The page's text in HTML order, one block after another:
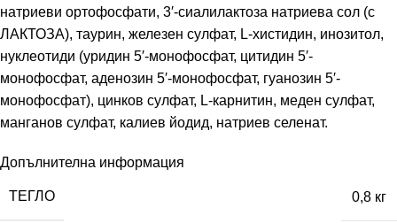
натриеви ортофосфати, 3′-сиалилактоза натриева сол (с
ЛАКТОЗА), таурин, железен сулфат, L-хистидин, инозитол,
нуклеотиди (уридин 5′-монофосфат, цитидин 5′-
монофосфат, аденозин 5′-монофосфат, гуанозин 5′-
монофосфат), цинков сулфат, L-карнитин, меден сулфат,
манганов сулфат, калиев йодид, натриев селенат.
Допълнителна информация
ТЕГЛО 0,8 кг